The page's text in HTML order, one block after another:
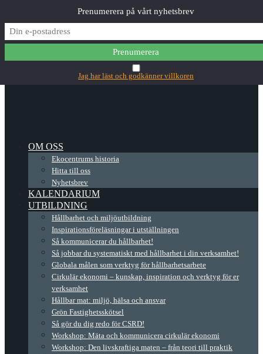
✕Main Menu
OM OSS
Ekocentrums historia
Hitta till oss
Nyhetsbrev
KALENDARIUM
UTBILDNING
Hållbarhet och miljöutbildning
Inspirationsföreläsningar i utställningen
Så kommunicerar du hållbarhet!
Så jobbar du systematiskt med hållbarhet i din verksamhet!
Globala målen som verktyg för hållbarhetsarbete
Cirkulär ekonomi – kunskap, inspiration och verktyg för er
verksamhet
Hållbar mat: miljö, hälsa och ansvar
Grön Fastighetsskötsel
Så gör du dig redo för CSRD!
Workshop: Mäta och kommunicera cirkulär ekonomi
Workshop: Den livskraftiga maten – från teori till praktik
Prenumerera på vårt nyhetsbrev
Jag har läst och godkänner villkoren